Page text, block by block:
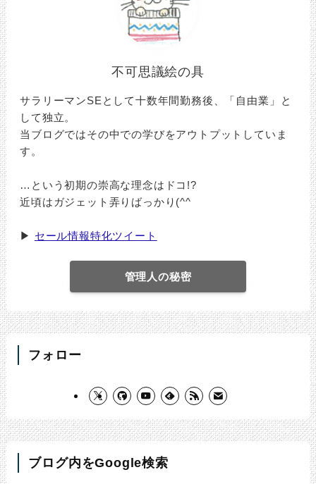
不可思議絵の具
サラリーマンSEとして十数年間勤務後、「自由業」と
して独立。
当ブログではその中での学びをアウトプットしていま
す。
…という初期の崇高な理念はドコ!?
近頃はガジェット弄りばっかり(^^ゞ
▶ セール情報特化ツイート
管理人の秘密
フォロー
ブログ内をGoogle検索